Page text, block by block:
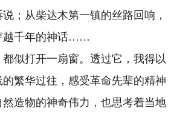
；从柴达木第一镇的丝路回响，
越千年的神话……
打开一扇窗。透过它，我得以
繁华过往，感受革命先辈的精神
造物的神奇伟力，也思考着当地